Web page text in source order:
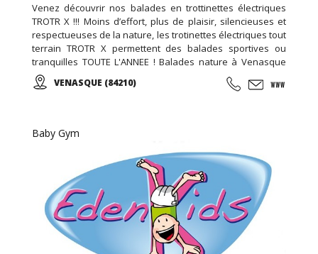
Venez découvrir nos balades en trottinettes électriques
TROTR X !!! Moins d’effort, plus de plaisir, silencieuses et
respectueuses de la nature, les trotinettes électriques tout
terrain TROTR X permettent des balades sportives ou
tranquilles TOUTE L'ANNEE ! Balades nature à Venasque
dans le Vaucluse ! La gamme de trottinette électrique E-
Scoot 20 et E-Scoot 24 vous permettent d'aller randonner
confortable...
VENASQUE (84210)
Baby Gym